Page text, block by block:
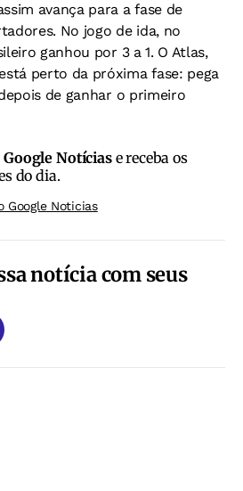
avança para a fase de
No jogo de ida, no
ganhou por 3 a 1. O Atlas,
perto da próxima fase: pega
de ganhar o primeiro
Google Notíciase receba os
do dia.
Google Noticias
notícia com seus